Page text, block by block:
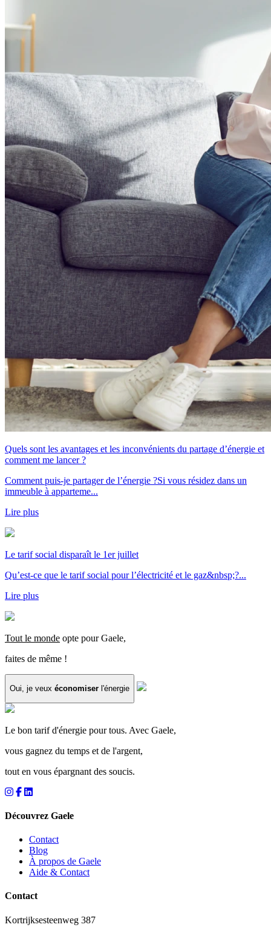
Quels sont les avantages et les inconvénients du partage d’énergie et
comment me lancer ?
Comment puis-je partager de l’énergie ?Si vous résidez dans un
immeuble à apparteme...
Lire plus
Le tarif social disparaît le 1er juillet
Qu’est-ce que le tarif social pour l’électricité et le gaz&nbsp;?...
Lire plus
Tout le monde opte pour Gaele,
faites de même !
Oui, je veux économiser l'énergie
Le bon tarif d'énergie pour tous. Avec Gaele,
vous gagnez du temps et de l'argent,
tout en vous épargnant des soucis.
Découvrez Gaele
Contact
Blog
À propos de Gaele
Aide & Contact
Contact
Kortrijksesteenweg 387